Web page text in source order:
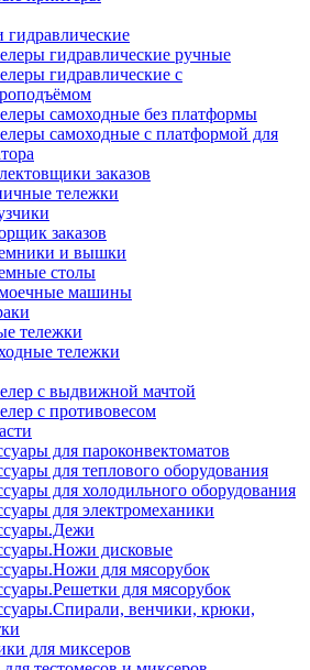
гидравлические
гидравлические ручные
гидравлические с
самоходные без платформы
самоходные с платформой для
заказов
тележки
заказов
и вышки
столы
машины
тележки
тележки
с выдвижной мачтой
с противовесом
для пароконвектоматов
для теплового оборудования
для холодильного оборудования
для электромеханики
дисковые
для мясорубок
для мясорубок
венчики, крюки,
для миксеров